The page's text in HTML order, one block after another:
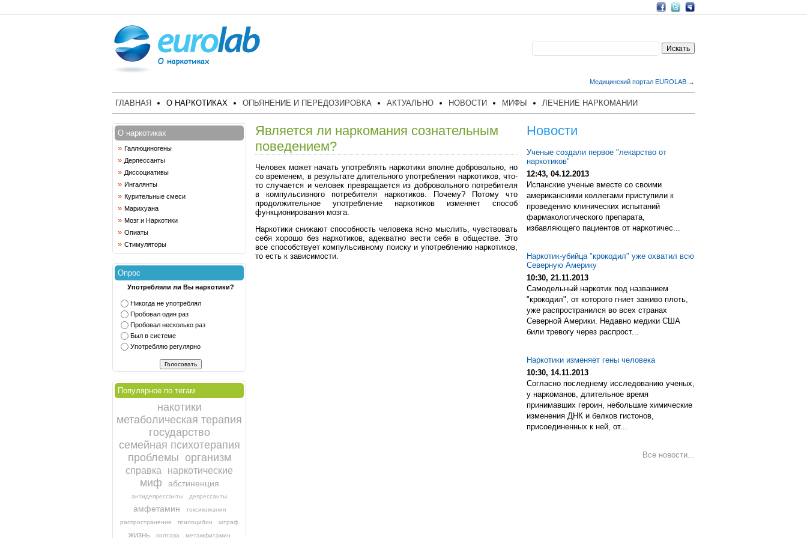
Медицинский портал EUROLAB →
ГЛАВНАЯ О НАРКОТИКАХ ОПЬЯНЕНИЕ И ПЕРЕДОЗИРОВКА АКТУАЛЬНО НОВОСТИ МИФЫ ЛЕЧЕНИЕ НАРКОМАНИИ
О наркотиках
» Галлюциногены
» Дерпессанты
» Диссоциативы
» Ингалянты
» Курительные смеси
» Марихуана
» Мозг и Наркотики
» Опиаты
» Стимуляторы
Опрос
Употребляли ли Вы наркотики?
Никогда не употреблял
Пробовал один раз
Пробовал несколько раз
Был в системе
Употребляю регулярно
Популярное по тегам
накотики
метаболическая терапия
государство
семейная психотерапия
проблемы организм
справка наркотические
миф абстиненция
антидепрессанты депрессанты
амфетамин
токсикомания
распространение
псилоцибин штраф
жизнь полтава метамфитамин
Является ли наркомания сознательным
поведением?
Человек может начать употреблять наркотики вполне добровольно, но
со временем, в результате длительного употребления наркотиков, что-
то случается и человек превращается из добровольного потребителя
в компульсивного потребителя наркотиков. Почему? Потому что
продолжительное употребление наркотиков изменяет способ
функционирования мозга.
Наркотики снижают способность человека ясно мыслить, чувствовать
себя хорошо без наркотиков, адекватно вести себя в обществе. Это
все способствует компульсивному поиску и употреблению наркотиков,
то есть к зависимости.
Новости
Ученые создали первое "лекарство от
наркотиков"
12:43, 04.12.2013
Испанские ученые вместе со своими
американскими коллегами приступили к
проведению клинических испытаний
фармакологического препарата,
избавляющего пациентов от наркотичес...
Наркотик-убийца "крокодил" уже охватил всю
Северную Америку
10:30, 21.11.2013
Самодельный наркотик под названием
"крокодил", от которого гниет заживо плоть,
уже распространился во всех странах
Северной Америки. Недавно медики США
били тревогу через распрост...
Наркотики изменяет гены человека
10:30, 14.11.2013
Согласно последнему исследованию ученых,
у наркоманов, длительное время
принимавших героин, небольшие химические
изменения ДНК и белков гистонов,
присоединенных к ней, от...
Все новости...